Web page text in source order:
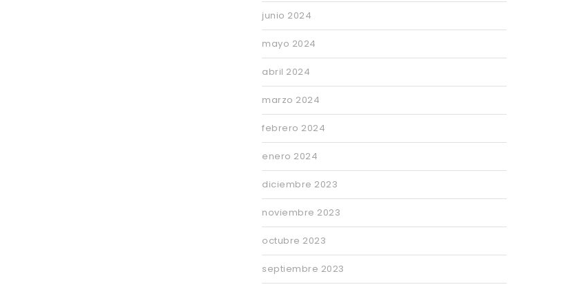
junio 2024
mayo 2024
abril 2024
marzo 2024
febrero 2024
enero 2024
diciembre 2023
noviembre 2023
octubre 2023
septiembre 2023